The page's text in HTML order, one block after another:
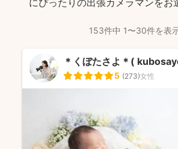
153件中 1〜30件を表
＊くぼたさよ＊(
5 (273)女性